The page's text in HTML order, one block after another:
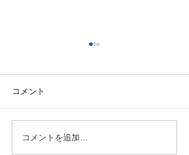
こんにちは、工務課のTで
コメント
コメントを追加…